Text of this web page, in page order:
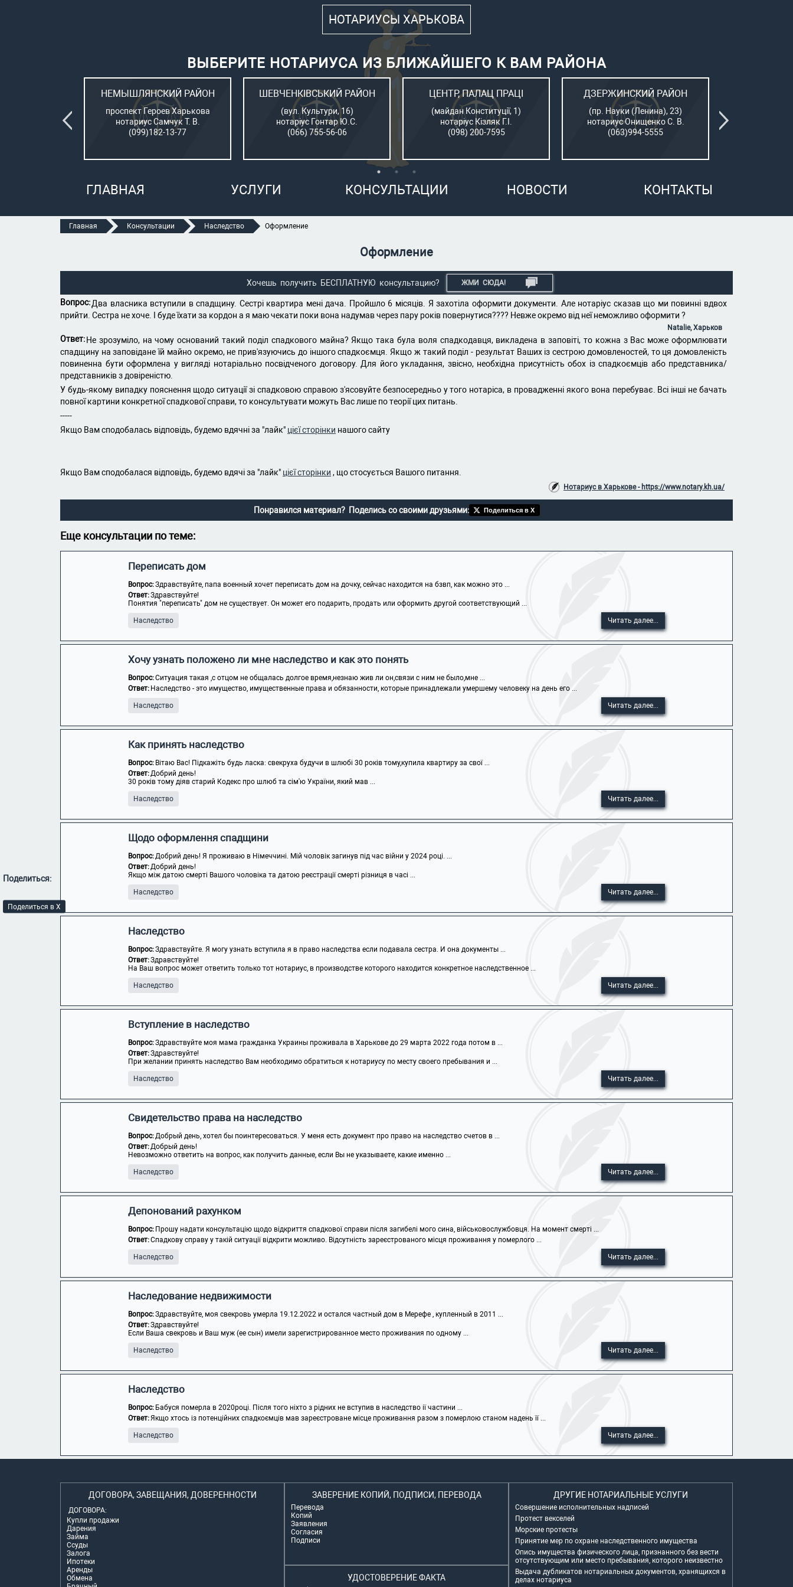
Поделиться:
Поделиться в X
НОТАРИУСЫ ХАРЬКОВА
ВЫБЕРИТЕ НОТАРИУСА ИЗ БЛИЖАЙШЕГО К ВАМ РАЙОНА
НЕМЫШЛЯНСКИЙ РАЙОН
проспект Героев Харькова
нотариус Самчук Т. В.
(099)182-13-77
ШЕВЧЕНКІВСЬКИЙ РАЙОН
(вул. Культури, 16)
нотаріус Гонтар Ю.С.
(066) 755-56-06
ЦЕНТР, ПАЛАЦ ПРАЦІ
(майдан Конституції, 1)
нотаріус Кізляк Г.І.
(098) 200-7595
ДЗЕРЖИНСКИЙ РАЙОН
(пр. Науки (Ленина), 23)
нотариус Онищенко С. В.
(063)994-5555
ГЛАВНАЯ УСЛУГИ КОНСУЛЬТАЦИИ НОВОСТИ КОНТАКТЫ
Главная Консультации Наследство Оформление
Оформление
Хочешь получить БЕСПЛАТНУЮ консультацию? ЖМИ СЮДА!
Вопрос:Два власника вступили в спадщину. Сестрі квартира мені дача. Пройшло 6 місяців. Я захотіла оформити документи. Але нотаріус сказав що ми повинні вдвох
прийти. Сестра не хоче. І буде їхати за кордон а я маю чекати поки вона надумав через пару років повернутися???? Невже окремо від неї неможливо оформити ?
Natalie, Харьков
Ответ: Не зрозуміло, на чому оснований такий поділ спадкового майна? Якщо така була воля спадкодавця, викладена в заповіті, то кожна з Вас може оформлювати
спадщину на заповідане їй майно окремо, не прив'язуючись до іншого спадкоємця. Якщо ж такий поділ - результат Ваших із сестрою домовленостей, то ця домовленість
повиненна бути оформлена у вигляді нотаріально посвідченого договору. Для його укладання, звісно, необхідна присутність обох із спадкоємців або представника/
представників з довіреністю.
У будь-якому випадку пояснення щодо ситуації зі спадковою справою з'ясовуйте безпосередньо у того нотаріса, в провадженні якого вона перебуває. Всі інші не бачать
повної картини конкретної спадкової справи, то консультувати можуть Вас лише по теорії цих питань.
-----
Якщо Вам сподобалась відповідь, будемо вдячні за "лайк" цієї сторінки нашого сайту
Якщо Вам сподобалася відповідь, будемо вдячі за "лайк" цієї сторінки , що стосується Вашого питання.
Нотариус в Харькове - https://www.notary.kh.ua/
Понравился материал? Поделись со своими друзьями: Поделиться в X
Еще консультации по теме:
Переписать дом
Вопрос:Здравствуйте, папа военный хочет переписать дом на дочку, сейчас находится на бзвп, как можно это ...
Ответ:Здравствуйте!
Понятия "переписать" дом не существует. Он может его подарить, продать или оформить другой соответствующий ...
Наследство Читать далее...
Хочу узнать положено ли мне наследство и как это понять
Вопрос:Ситуация такая ,с отцом не общалась долгое время,незнаю жив ли он,связи с ним не было,мне ...
Ответ: Наследство - это имущество, имущественные права и обязанности, которые принадлежали умершему человеку на день его ...
Наследство Читать далее...
Как принять наследство
Вопрос: Вітаю Вас! Підкажіть будь ласка: свекруха будучи в шлюбі 30 років тому,купила квартиру за свої ...
Ответ:Добрий день!
30 років тому діяв старий Кодекс про шлюб та сім'ю України, який мав ...
Наследство Читать далее...
Щодо оформлення спадщини
Вопрос:Добрий день! Я проживаю в Німеччині. Мій чоловік загинув під час війни у 2024 році. ...
Ответ:Добрий день!
Якщо між датою смерті Вашого чоловіка та датою реєстрації смерті різниця в часі ...
Наследство Читать далее...
Наследство
Вопрос:Здравствуйте. Я могу узнать вступила я в право наследства если подавала сестра. И она документы ...
Ответ:Здравствуйте!
На Ваш вопрос может ответить только тот нотариус, в производстве которого находится конкретное наследственное ...
Наследство Читать далее...
Вступление в наследство
Вопрос:Здравствуйте моя мама гражданка Украины проживала в Харькове до 29 марта 2022 года потом в ...
Ответ:Здравствуйте!
При желании принять наследство Вам необходимо обратиться к нотариусу по месту своего пребывания и ...
Наследство Читать далее...
Свидетельство права на наследство
Вопрос:Добрый день, хотел бы поинтересоваться. У меня есть документ про право на наследство счетов в ...
Ответ:Добрый день!
Невозможно ответить на вопрос, как получить данные, если Вы не указываете, какие именно ...
Наследство Читать далее...
Депонований рахунком
Вопрос: Прошу надати консультацію щодо відкриття спадкової справи після загибелі мого сина, військовослужбовця. На момент смерті ...
Ответ:Спадкову справу у такій ситуації відкрити можливо. Відсутність зареєстрованого місця проживання у померлого ...
Наследство Читать далее...
Наследование недвижимости
Вопрос:Здравствуйте, моя свекровь умерла 19.12.2022 и остался частный дом в Мерефе , купленный в 2011 ...
Ответ:Здравствуйте!
Если Ваша свекровь и Ваш муж (ее сын) имели зарегистрированное место проживания по одному ...
Наследство Читать далее...
Наследство
Вопрос: Бабуся померла в 2020році. Після того ніхто з рідних не вступив в наследство ії частини ...
Ответ:Якщо хтось із потенційних спадкоємців мав зареєстроване місце проживання разом з померлою станом надень її ...
Наследство Читать далее...
ДОГОВОРА, ЗАВЕЩАНИЯ, ДОВЕРЕННОСТИ
ДОГОВОРА:
Купли продажи
Дарения
Займа
Ссуды
Залога
Ипотеки
Аренды
Обмена
ЗАВЕРЕНИЕ КОПИЙ, ПОДПИСИ, ПЕРЕВОДА
Перевода
Копий
Заявления
Согласия
Подписи
УДОСТОВЕРЕНИЕ ФАКТА
ДРУГИЕ НОТАРИАЛЬНЫЕ УСЛУГИ
Совершение исполнительных надписей
Протест векселей
Морские протесты
Принятие мер по охране наследственного имущества
Опись имущества физического лица, признанного без вести
отсутствующим или место пребывания, которого неизвестно
Выдача дубликатов нотариальных документов, хранящихся в
делах нотариуса